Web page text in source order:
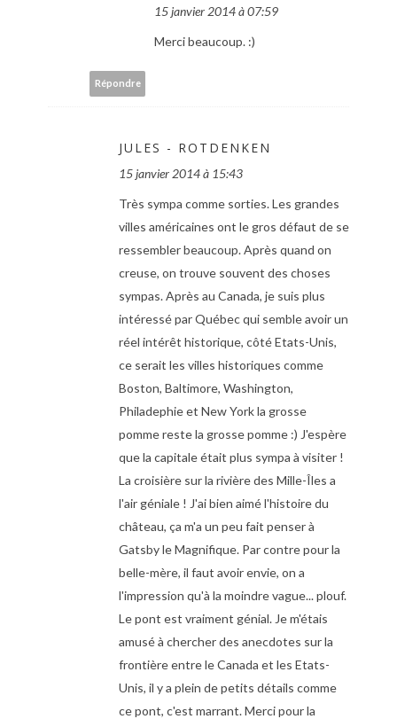
15 janvier 2014 à 07:59
Merci beaucoup. :)
Répondre
JULES - ROTDENKEN
15 janvier 2014 à 15:43
Très sympa comme sorties. Les grandes
villes américaines ont le gros défaut de se
ressembler beaucoup. Après quand on
creuse, on trouve souvent des choses
sympas. Après au Canada, je suis plus
intéressé par Québec qui semble avoir un
réel intérêt historique, côté Etats-Unis,
ce serait les villes historiques comme
Boston, Baltimore, Washington,
Philadephie et New York la grosse
pomme reste la grosse pomme :) J'espère
que la capitale était plus sympa à visiter !
La croisière sur la rivière des Mille-Îles a
l'air géniale ! J'ai bien aimé l'histoire du
château, ça m'a un peu fait penser à
Gatsby le Magnifique. Par contre pour la
belle-mère, il faut avoir envie, on a
l'impression qu'à la moindre vague... plouf.
Le pont est vraiment génial. Je m'étais
amusé à chercher des anecdotes sur la
frontière entre le Canada et les Etats-
Unis, il y a plein de petits détails comme
ce pont, c'est marrant. Merci pour la